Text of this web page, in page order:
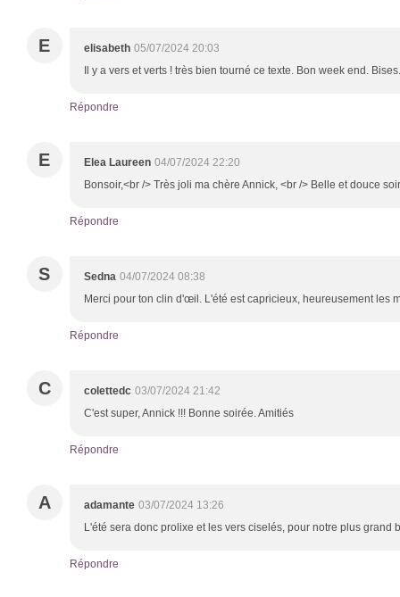
E elisabeth 05/07/2024 20:03
Il y a vers et verts ! très bien tourné ce texte. Bon week end. Bises.
Répondre
E Elea Laureen 04/07/2024 22:20
Bonsoir,<br /> Très joli ma chère Annick, <br /> Belle et douce
Répondre
S Sedna 04/07/2024 08:38
Merci pour ton clin d'œil. L'été est capricieux, heureusement les
Répondre
C colettedc 03/07/2024 21:42
C'est super, Annick !!! Bonne soirée. Amitiés
Répondre
A adamante 03/07/2024 13:26
L'été sera donc prolixe et les vers ciselés, pour notre plus grand
Répondre